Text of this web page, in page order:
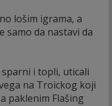
lošim igrama, a
samo da nastavi da
i topli, uticali
na Troickog koji
paklenim Flašing